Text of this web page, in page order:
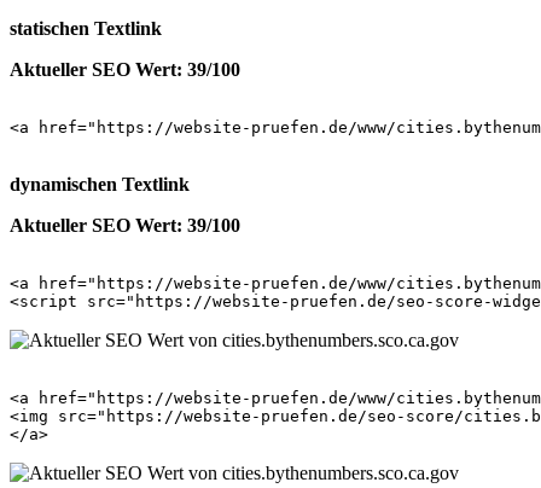
statischen Textlink
Aktueller SEO Wert: 39/100
<a href="https://website-pruefen.de/www/
dynamischen Textlink
Aktueller SEO Wert: 39/100
<a href="https://website-pruefen.de/www/
<a href="https://website-pruefen.de/www/
<img src="https://website-pruefen.de/seo-score/